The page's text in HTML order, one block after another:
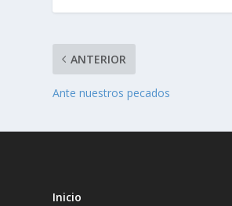
ANTERIOR
Ante nuestros pecados
Inicio